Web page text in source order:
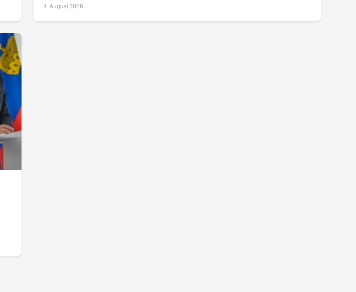
4. August 2026